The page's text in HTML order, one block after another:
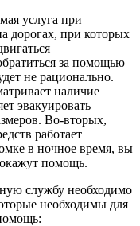
услуга при
дорогах, при которых
за помощью
не рационально.
наличие
эвакуировать
Во-вторых,
работает
в ночное время, вы
помощь.
службу необходимо
необходимы для